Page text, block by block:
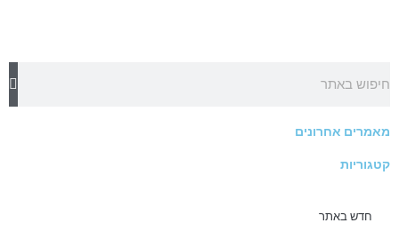
מאמרים אחרונים
קטגוריות
חדש באתר